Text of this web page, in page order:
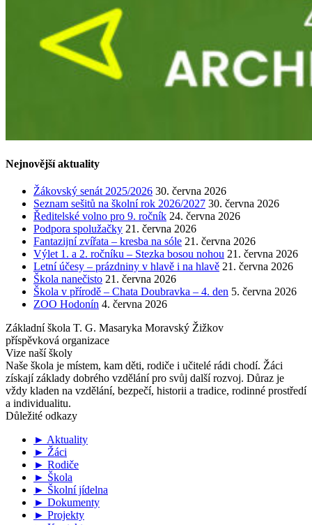
Nejnovější aktuality
Žákovský senát 2025/2026 30. června 2026
Seznam sešitů na školní rok 2026/2027 30. června 2026
Ředitelské volno pro 9. ročník 24. června 2026
Podpora spolužačky 21. června 2026
Fantazijní zvířata – kresba na sóle 21. června 2026
Výlet 1. a 2. ročníku – Stezka bosou nohou 21. června 2026
Letní účesy – prázdniny v hlavě i na hlavě 21. června 2026
Škola nanečisto 21. června 2026
Škola v přírodě – Chata Doubravka – 4. den 5. června 2026
ZOO Hodonín 4. června 2026
Základní škola T. G. Masaryka Moravský Žižkov
příspěvková organizace
Vize naší školy
Naše škola je místem, kam děti, rodiče i učitelé rádi chodí. Žáci
získají základy dobrého vzdělání pro svůj další rozvoj. Důraz je
vždy kladen na vzdělání, bezpečí, historii a tradice, rodinné prostředí
a individualitu.
Důležité odkazy
► Aktuality
► Žáci
► Rodiče
► Škola
► Školní jídelna
► Dokumenty
► Projekty